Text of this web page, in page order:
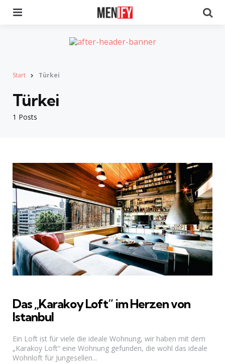
Start Türkei
1 Posts
Türkei
Das „Karakoy Loft“ im Herzen von
Istanbul
Ein Loft ist für viele die ideale Wohnung, wir haben mit dem
„Karakoy Loft“ eine Wohnung gefunden, die wohl das ideale
Wohnloft für Jungesellen...